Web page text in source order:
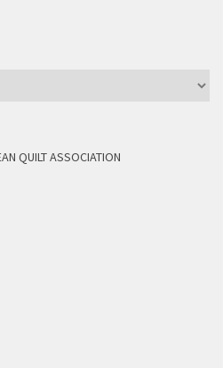
QUILT ASSOCIATION